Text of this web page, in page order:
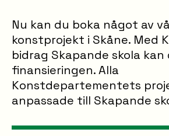
Nu kan du boka något av
konstprojekt i Skåne. Med
bidrag Skapande skola
finansieringen. Alla
Konstdepartementets
anpassade till Skapande